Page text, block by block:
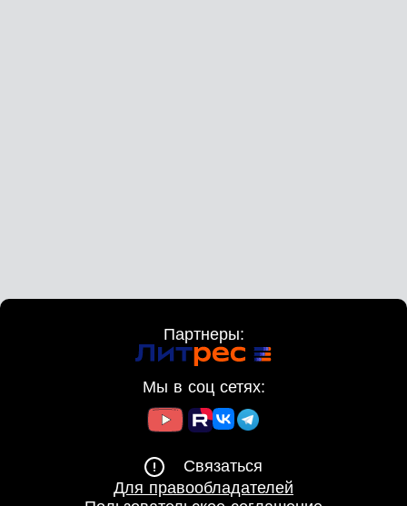
Партнеры:
Мы в соц сетях:
Связаться
Для правообладателей